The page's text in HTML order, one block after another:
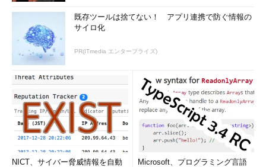
既存ツールは捨てない！ アプリ連携で防ぐ情報の
サイロ化
PR(ITmedia エンタープライズ)
NICT、サイバー脅威情報を自動
Microsoft、プログラミング言語